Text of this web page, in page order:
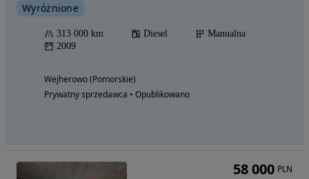
Wyróżnione
313 000 km Diesel
Manualna
2009
Wejherowo (Pomorskie)
Prywatny sprzedawca • Opublikowano
58 000 PLN